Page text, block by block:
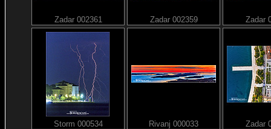
Zadar 002361 Zadar 002359 Zadar
Storm 000534 Rivanj 000033 Zadar